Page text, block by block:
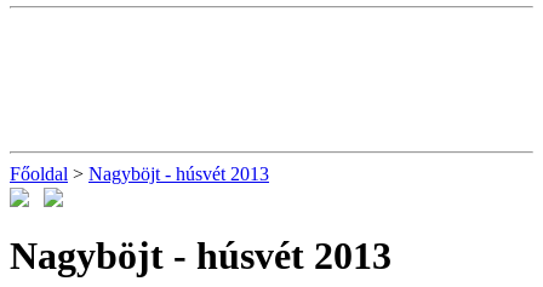
Főoldal > Nagyböjt - húsvét 2013
Nagyböjt - húsvét 2013